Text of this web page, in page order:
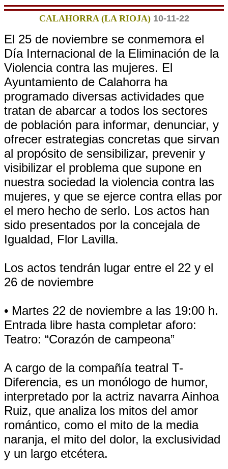
CALAHORRA (LA RIOJA) 10-11-22
El 25 de noviembre se conmemora el
Día Internacional de la Eliminación de la
Violencia contra las mujeres. El
Ayuntamiento de Calahorra ha
programado diversas actividades que
tratan de abarcar a todos los sectores
de población para informar, denunciar, y
ofrecer estrategias concretas que sirvan
al propósito de sensibilizar, prevenir y
visibilizar el problema que supone en
nuestra sociedad la violencia contra las
mujeres, y que se ejerce contra ellas por
el mero hecho de serlo. Los actos han
sido presentados por la concejala de
Igualdad, Flor Lavilla.
Los actos tendrán lugar entre el 22 y el
26 de noviembre
• Martes 22 de noviembre a las 19:00 h.
Entrada libre hasta completar aforo:
Teatro: “Corazón de campeona”
A cargo de la compañía teatral T-
Diferencia, es un monólogo de humor,
interpretado por la actriz navarra Ainhoa
Ruiz, que analiza los mitos del amor
romántico, como el mito de la media
naranja, el mito del dolor, la exclusividad
y un largo etcétera.